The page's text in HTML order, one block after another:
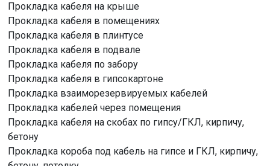
Прокладка кабеля на крыше
Прокладка кабеля в помещениях
Прокладка кабеля в плинтусе
Прокладка кабеля в подвале
Прокладка кабеля по забору
Прокладка кабеля в гипсокартоне
Прокладка взаиморезервируемых кабелей
Прокладка кабелей через помещения
Прокладка кабеля на скобах по гипсу/ГКЛ, кирпичу,
бетону
Прокладка короба под кабель на гипсе и ГКЛ, кирпичу,